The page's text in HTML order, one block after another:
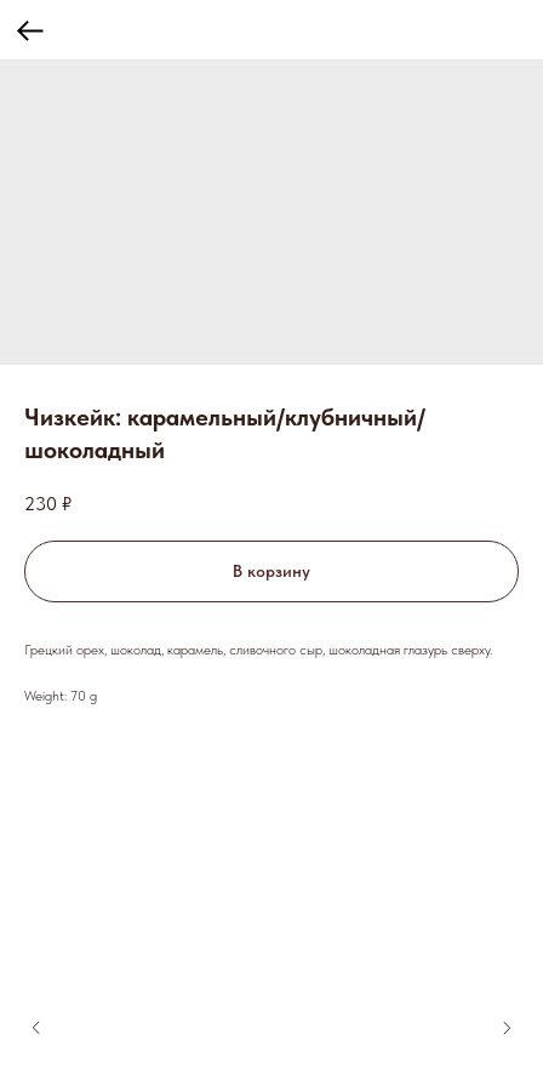
Чизкейк: карамельный/клубничный/
шоколадный
230 ₽
В корзину
Грецкий орех, шоколад, карамель, сливочного сыр, шоколадная глазурь сверху.
Weight: 70 g